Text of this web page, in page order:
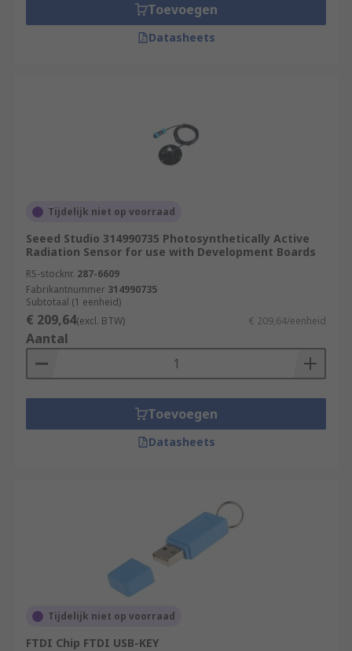
Toevoegen
Datasheets
Tijdelijk niet op voorraad
Seeed Studio 314990735 Photosynthetically Active
Radiation Sensor for use with Development Boards
RS-stocknr. 287-6609
Fabrikantnummer 314990735
Subtotaal (1 eenheid)
€ 209,64(excl. BTW) € 209,64/eenheid
Aantal
Toevoegen
Datasheets
Tijdelijk niet op voorraad
FTDI Chip FTDI USB-KEY